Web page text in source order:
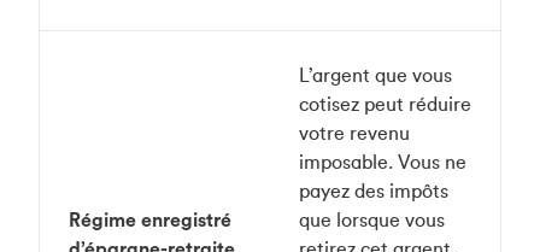
Régime enregistré
L’argent que vous
cotisez peut réduire
votre revenu
imposable. Vous ne
payez des impôts
que lorsque vous